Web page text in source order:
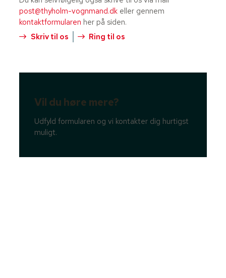
post@thyholm-vognmand.dk eller gennem
kontaktformularen her på siden.
Skriv til os
Ring til os
Vil du høre mere?
Udfyld formularen og vi kontakter dig hurtigst
muligt.